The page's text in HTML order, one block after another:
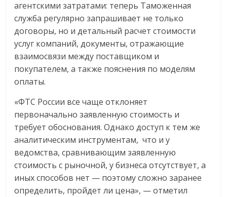
агентскими затратами: теперь Таможенная
служба регулярно запрашивает не только
договоры, но и детальный расчет стоимости
услуг компаний, документы, отражающие
взаимосвязи между поставщиком и
покупателем, а также пояснения по моделям
оплаты.
«ФТС России все чаще отклоняет
первоначально заявленную стоимость и
требует обоснования. Однако доступ к тем же
аналитическим инструментам, что и у
ведомства, сравнивающим заявленную
стоимость с рыночной, у бизнеса отсутствует, а
иных способов нет — поэтому сложно заранее
определить, пройдет ли цена», — отметил